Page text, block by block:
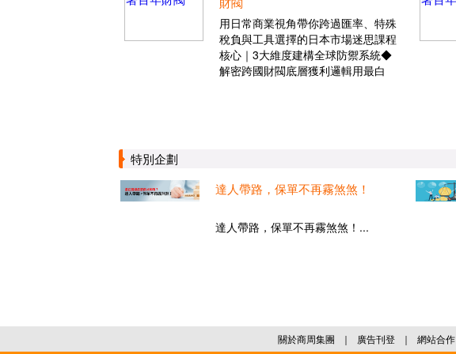
用日常商業視角帶你跨過匯率、特殊
稅負與工具選擇的日本市場迷思課程
核心｜3大維度建構全球防禦系統◆
解密跨國財閥底層獲利邏輯用最白
特別企劃
達人帶路，保單不再霧煞煞！
達人帶路，保單不再霧煞煞！...
關於商周集團 ｜ 廣告刊登 ｜ 網站合作